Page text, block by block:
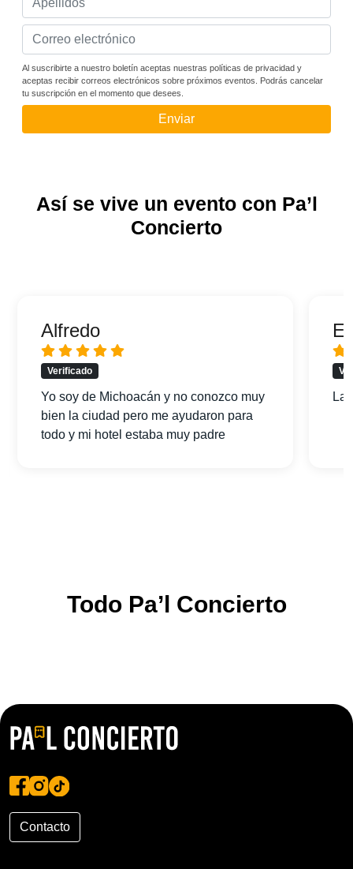
Al suscribirte a nuestro boletín aceptas nuestras políticas de privacidad y
aceptas recibir correos electrónicos sobre próximos eventos. Podrás cancelar
tu suscripción en el momento que desees.
Enviar
Así se vive un evento con Pa’l
Concierto
Alfredo
Verificado
Yo soy de Michoacán y no conozco muy
bien la ciudad pero me ayudaron para
todo y mi hotel estaba muy padre
La
Todo Pa’l Concierto
Contacto